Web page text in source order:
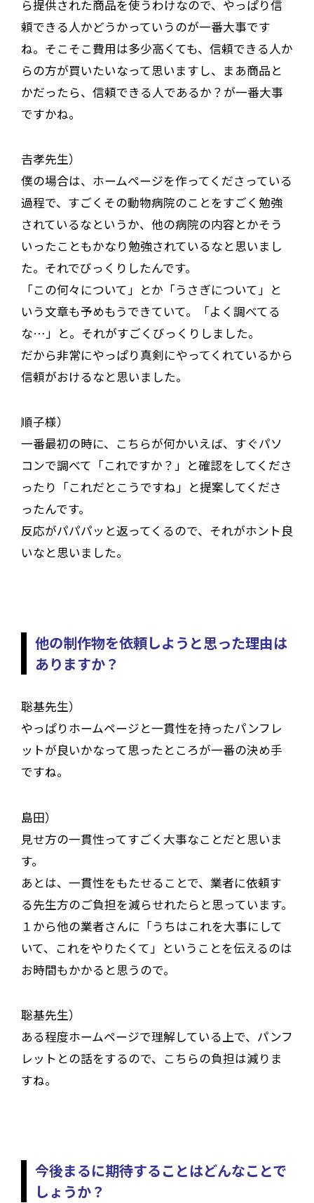
ら提供された商品を使うわけなので、やっぱり信
頼できる人かどうかっていうのが一番大事です
ね。そこそこ費用は多少高くても、信頼できる人か
らの方が買いたいなって思いますし、まあ商品と
かだったら、信頼できる人であるか？が一番大事
ですかね。
𠮷孝先生）
僕の場合は、ホームページを作ってくださっている
過程で、すごくその動物病院のことをすごく勉強
されているなというか、他の病院の内容とかそう
いったこともかなり勉強されているなと思いまし
た。それでびっくりしたんです。
「この何々について」とか「うさぎについて」と
いう文章も予めもうできていて。「よく調べてる
な…」と。それがすごくびっくりしました。
だから非常にやっぱり真剣にやってくれているから
信頼がおけるなと思いました。
順子様）
一番最初の時に、こちらが何かいえば、すぐパソ
コンで調べて「これですか？」と確認をしてくださ
ったり「これだとこうですね」と提案してくださ
ったんです。
反応がパパパッと返ってくるので、それがホント良
いなと思いました。
他の制作物を依頼しようと思った理由は
ありますか？
聡基先生）
やっぱりホームページと一貫性を持ったパンフレ
ットが良いかなって思ったところが一番の決め手
ですね。
島田）
見せ方の一貫性ってすごく大事なことだと思いま
す。
あとは、一貫性をもたせることで、業者に依頼す
る先生方のご負担を減らせれたらと思っています。
１から他の業者さんに「うちはこれを大事にして
いて、これをやりたくて」ということを伝えるのは
お時間もかかると思うので。
聡基先生）
ある程度ホームページで理解している上で、パンフ
レットとの話をするので、こちらの負担は減りま
すね。
今後まるに期待することはどんなことで
しょうか？